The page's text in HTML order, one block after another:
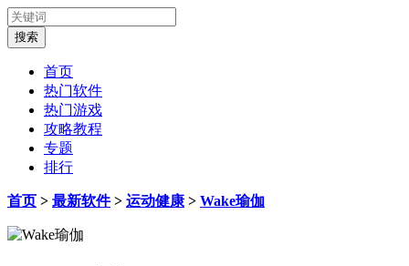
首页
热门软件
热门游戏
攻略教程
专题
排行
首页 > 最新软件> 运动健康 > Wake瑜伽